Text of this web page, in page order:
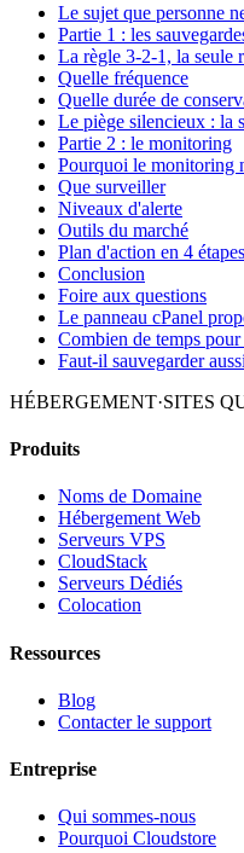
Le sujet que personne
Partie 1 : les
La règle 3-2-1, la seule
Quelle fréquence
Quelle durée de
Le piège silencieux : la
Partie 2 : le monitoring
Pourquoi le monitoring
Que surveiller
Niveaux d'alerte
Outils du marché
Plan d'action en 4 étapes
Conclusion
Foire aux questions
Le panneau cPanel
Combien de temps
Faut-il sauvegarder
HÉBERGEMENT·SITES
Produits
Noms de Domaine
Hébergement Web
Serveurs VPS
CloudStack
Serveurs Dédiés
Colocation
Ressources
Blog
Contacter le support
Entreprise
Qui sommes-nous
Pourquoi Cloudstore